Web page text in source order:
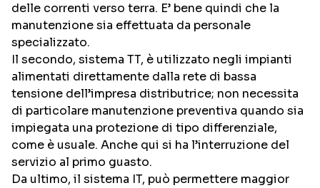
delle correnti verso terra. E’ bene quindi che la
manutenzione sia effettuata da personale
specializzato.
Il secondo, sistema TT, è utilizzato negli impianti
alimentati direttamente dalla rete di bassa
tensione dell’impresa distributrice; non necessita
di particolare manutenzione preventiva quando sia
impiegata una protezione di tipo differenziale,
come è usuale. Anche qui si ha l’interruzione del
servizio al primo guasto.
Da ultimo, il sistema IT, può permettere maggior